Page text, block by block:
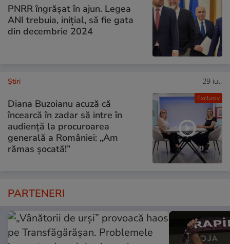
PNRR îngrășat în ajun. Legea
ANI trebuia, inițial, să fie gata
din decembrie 2024
Exclusiv
Ştiri 29 iul.
Diana Buzoianu acuză că
încearcă în zadar să intre în
audiență la procuroarea
generală a României: „Am
rămas șocată!”
PARTENERI